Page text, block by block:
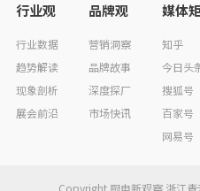
行业观
行业数据
趋势解读
现象剖析
展会前沿
品牌观
营销洞察
品牌故事
深度探厂
市场快讯
媒体
知乎
今日头
搜狐号
百家号
网易号